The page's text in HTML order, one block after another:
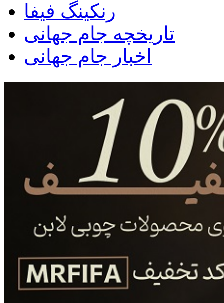
رنکینگ فیفا
تاریخچه جام جهانی
اخبار جام جهانی